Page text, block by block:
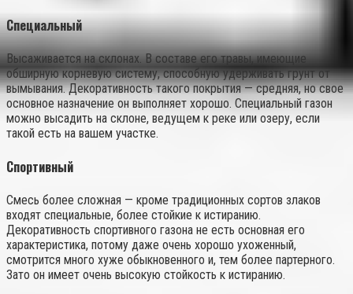
Специальный
Высаживается на склонах. В составе его травы, имеющие
обширную корневую систему, способную удерживать грунт от
вымывания. Декоративность такого покрытия — средняя, но свое
основное назначение он выполняет хорошо. Специальный газон
можно высадить на склоне, ведущем к реке или озеру, если
такой есть на вашем участке.
Спортивный
Смесь более сложная — кроме традиционных сортов злаков
входят специальные, более стойкие к истиранию.
Декоративность спортивного газона не есть основная его
характеристика, потому даже очень хорошо ухоженный,
смотрится много хуже обыкновенного и, тем более партерного.
Зато он имеет очень высокую стойкость к истиранию.